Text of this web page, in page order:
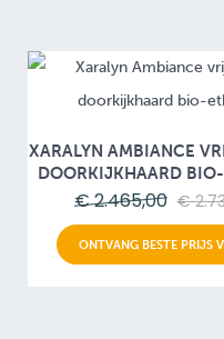
XARALYN AMBIANCE
DOORKIJKHAARD
€ 2.465,00 €
ONTVANG BESTE PRIJS